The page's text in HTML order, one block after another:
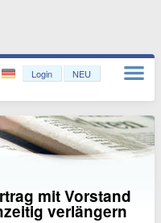
Login NEU
mit Vorstand
verlängern